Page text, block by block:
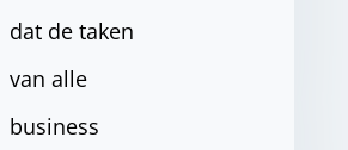
dat de taken
van alle
business